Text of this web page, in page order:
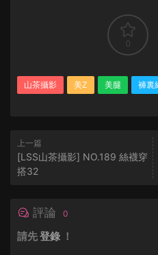
0
山茶攝影 美Z 美腿 褲裏
上一篇
[LSS山茶攝影] NO.189 絲襪穿
搭32
評論 0
請先登錄 ！